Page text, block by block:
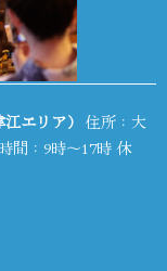
エリア） 住所：大
間：9時～17時 休